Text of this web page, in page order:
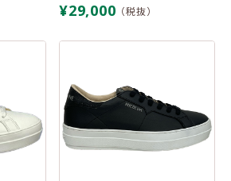
¥29,000 （税抜）